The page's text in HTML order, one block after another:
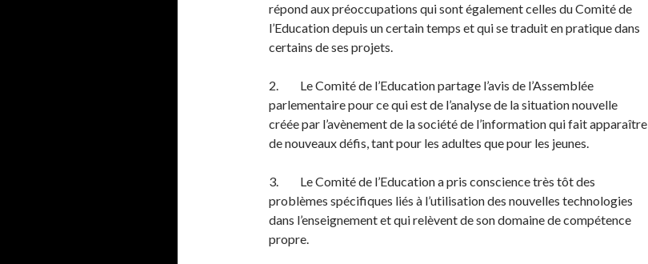
répond aux préoccupations qui sont également celles du Comité de
l’Education depuis un certain temps et qui se traduit en pratique dans
certains de ses projets.
2. Le Comité de l’Education partage l’avis de l’Assemblée
parlementaire pour ce qui est de l’analyse de la situation nouvelle
créée par l’avènement de la société de l’information qui fait apparaître
de nouveaux défis, tant pour les adultes que pour les jeunes.
3. Le Comité de l’Education a pris conscience très tôt des
problèmes spécifiques liés à l’utilisation des nouvelles technologies
dans l’enseignement et qui relèvent de son domaine de compétence
propre.